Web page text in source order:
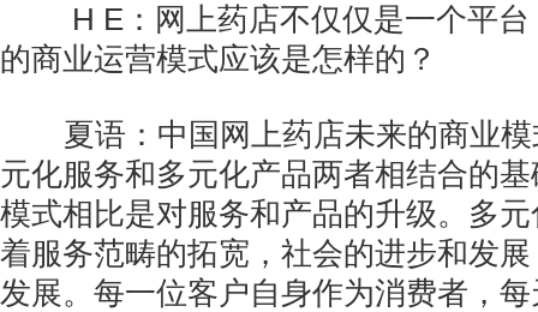
H E：网上药店不仅仅是一个平台
的商业运营模式应该是怎样的？
夏语：中国网上药店未来的商业
元化服务和多元化产品两者相结合的
模式相比是对服务和产品的升级。多
着服务范畴的拓宽，社会的进步和发
发展。每一位客户自身作为消费者，